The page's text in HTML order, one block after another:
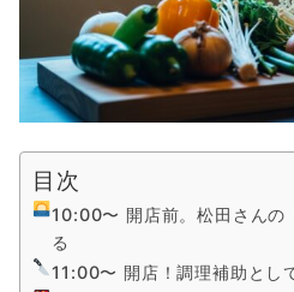
目次
10:00〜 開店前。松田さんの
る
11:00〜 開店！調理補助とし